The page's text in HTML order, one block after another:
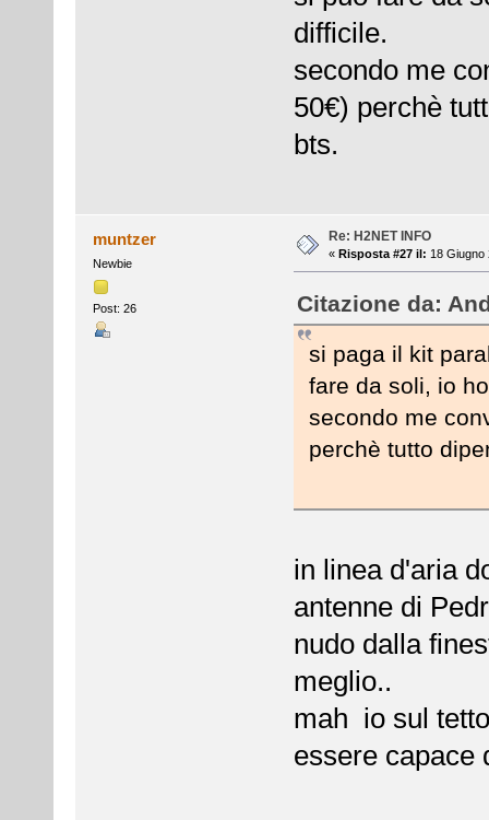
difficile.
secondo me
50€) perchè
bts.
muntzer
Newbie
Post: 26
Re: H2NET INFO
« Risposta #27 il: 18 Giugno
Citazione da:
si paga il kit
fare da soli, io
secondo me
perchè tutto
in linea d'aria
antenne di
nudo dalla
meglio..
mah io sul
essere capace